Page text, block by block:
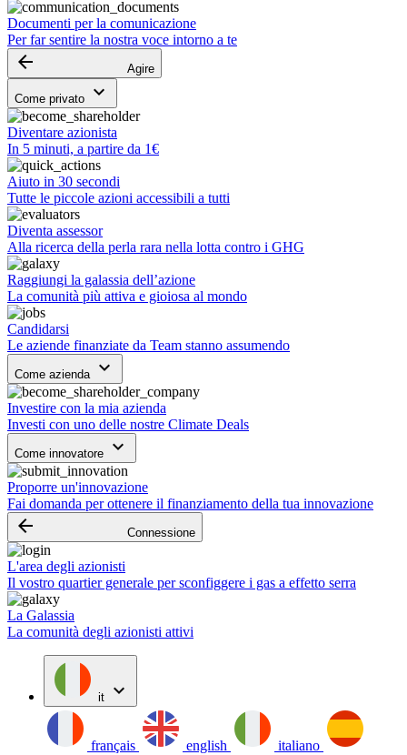
Documenti per la comunicazione
Per far sentire la nostra voce intorno a te
arrow_backward Agire
Come privato keyboard_arrow_down
Diventare azionista
In 5 minuti, a partire da 1€
Aiuto in 30 secondi
Tutte le piccole azioni accessibili a tutti
Diventa assessor
Alla ricerca della perla rara nella lotta contro i GHG
Raggiungi la galassia dell’azione
La comunità più attiva e gioiosa al mondo
Candidarsi
Le aziende finanziate da Team stanno assumendo
Come azienda keyboard_arrow_down
Investire con la mia azienda
Investi con uno delle nostre Climate Deals
Come innovatore keyboard_arrow_down
Proporre un'innovazione
Fai domanda per ottenere il finanziamento della tua innovazione
arrow_backward Connessione
L'area degli azionisti
Il vostro quartier generale per sconfiggere i gas a effetto serra
La Galassia
La comunità degli azionisti attivi
it expand_more
français english italiano